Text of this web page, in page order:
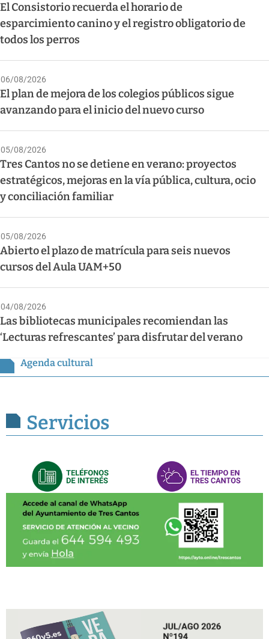
El Consistorio recuerda el horario de
esparcimiento canino y el registro obligatorio de
todos los perros
06/08/2026
El plan de mejora de los colegios públicos sigue
avanzando para el inicio del nuevo curso
05/08/2026
Tres Cantos no se detiene en verano: proyectos
estratégicos, mejoras en la vía pública, cultura, ocio
y conciliación familiar
05/08/2026
Abierto el plazo de matrícula para seis nuevos
cursos del Aula UAM+50
04/08/2026
Las bibliotecas municipales recomiendan las
‘Lecturas refrescantes’ para disfrutar del verano
Agenda cultural
Servicios